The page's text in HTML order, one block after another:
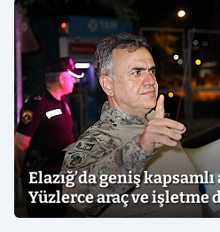
Elazığ’da geniş
Yüzlerce araç ve işletme